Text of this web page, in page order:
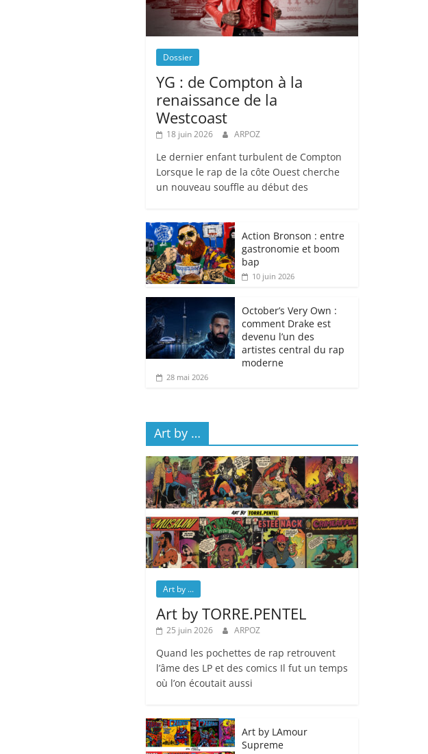
Dossier
YG : de Compton à la
renaissance de la
Westcoast
18 juin 2026 ARPOZ
Le dernier enfant turbulent de Compton
Lorsque le rap de la côte Ouest cherche
un nouveau souffle au début des
Action Bronson : entre
gastronomie et boom
bap
10 juin 2026
October’s Very Own :
comment Drake est
devenu l’un des
artistes central du rap
moderne
28 mai 2026
Art by …
Art by ...
Art by TORRE.PENTEL
25 juin 2026 ARPOZ
Quand les pochettes de rap retrouvent
l’âme des LP et des comics Il fut un temps
où l’on écoutait aussi
Art by LAmour
Supreme